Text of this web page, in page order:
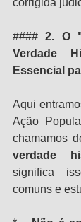
corrigida
#### 2. O
Verdade
Essencial
Aqui
Ação
chamamos
verdade
significa
comuns e